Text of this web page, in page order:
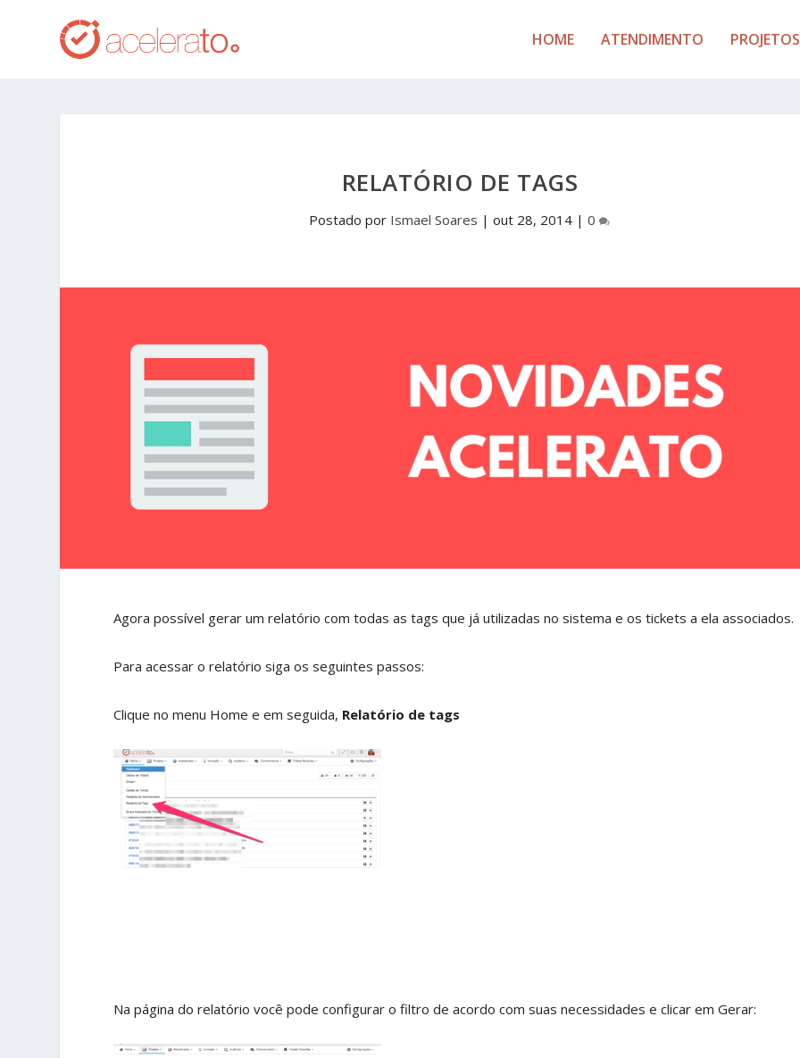
HOME ATENDIMENTO PROJETOS
RELATÓRIO DE TAGS
Postado por Ismael Soares |out 28, 2014 |0
Agora possível gerar um relatório com todas as tags que já utilizadas no sistema e os tickets a ela associados.
Para acessar o relatório siga os seguintes passos:
Clique no menu Home e em seguida, Relatório de tags
Na página do relatório você pode configurar o filtro de acordo com suas necessidades e clicar em Gerar: